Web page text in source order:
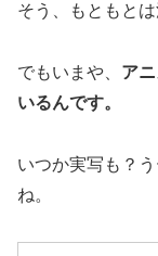
そう、もともと
でもいまや、 ア
いるんです。
いつか実写も？
ね。